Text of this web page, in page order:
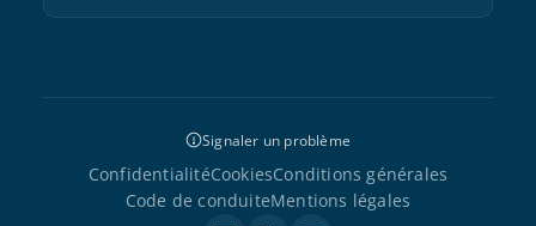
Signaler un problème
ConfidentialitéCookiesConditions générales
Code de conduiteMentions légales